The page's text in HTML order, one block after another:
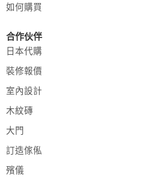
如何購買
合作伙伴
日本代購
裝修報價
室內設計
木紋磚
大門
訂造傢俬
殯儀